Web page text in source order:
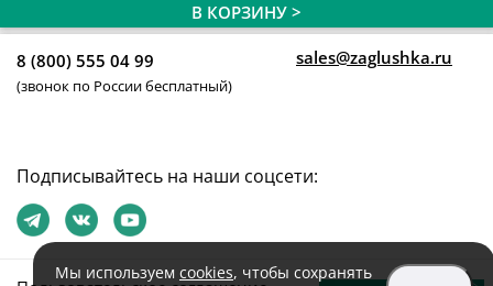
В КОРЗИНУ >
8 (800) 555 04 99
(звонок по России бесплатный)
sales@zaglushka.ru
Подписывайтесь на наши соцсети:
Мы используем cookies, чтобы сохранять